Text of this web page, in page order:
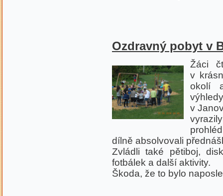
Ozdravný pobyt v
Žáci
v
okolí
v
dílně absolvovali
Zvládli také pětiboj,
fotbálek a další aktivity.
Škoda, že to bylo